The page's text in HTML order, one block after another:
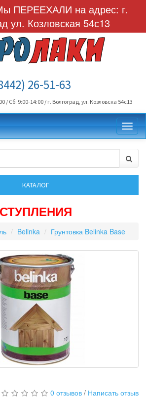
ПЕРЕЕХАЛИ на адрес: г.
ул. Козловская 54с13
26-51-63
/ Сб: 9:00-14:00 / г. Волгоград, ул. Козловска 54с13
Belinka Грунтовка Belinka Base
0 отзывов / Написать отзыв